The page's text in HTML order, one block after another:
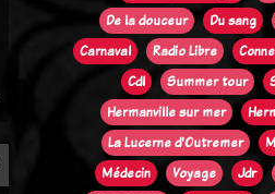
De la douceur
Du sang
Carnaval
Radio Libre
Cdl
Summer tour
Hermanville sur mer
La Lucerne d'Outremer
Médecin
Voyage Jdr